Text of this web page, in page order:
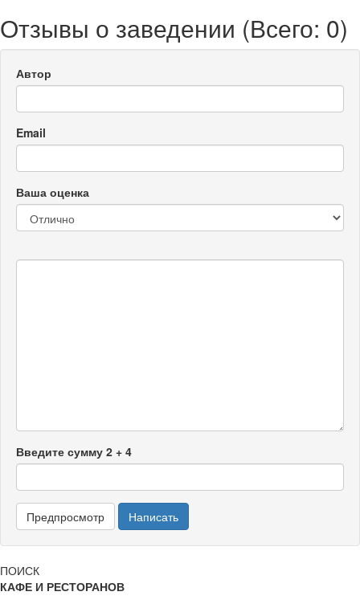
Отзывы о заведении (Всего: 0)
Автор
Email
Ваша оценка
Введите сумму 2 + 4
ПОИСК
КАФЕ И РЕСТОРАНОВ